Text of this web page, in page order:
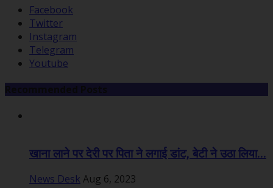
Facebook
Twitter
Instagram
Telegram
Youtube
खाना लाने पर देरी पर पिता ने लगाई डांट, बेटी ने उठा लिया...
News Desk Aug 6, 2023